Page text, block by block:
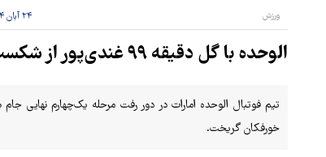
ورزش ۲۴ آبان ۱۴۰۴ - ۲۰:۴۶
الوحده با گل دقیقه ۹۹ غندی‌پور از شکست گریخت
تیم فوتبال الوحده امارات در دور رفت مرحله یک‌چهارم نهایی
خورفکان گریخت.